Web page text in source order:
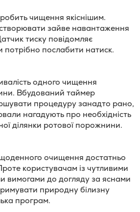
чищення якіснішим.
зайве навантаження
тиску повідомляє
потрібно послабити натиск.
одного чищення
Вбудований таймер
процедуру занадто рано,
нагадують про необхідність
ділянки ротової порожнини.
очищення достатньо
користувачам із чутливими
вимогами до догляду за яснами
природну білизну
програм.